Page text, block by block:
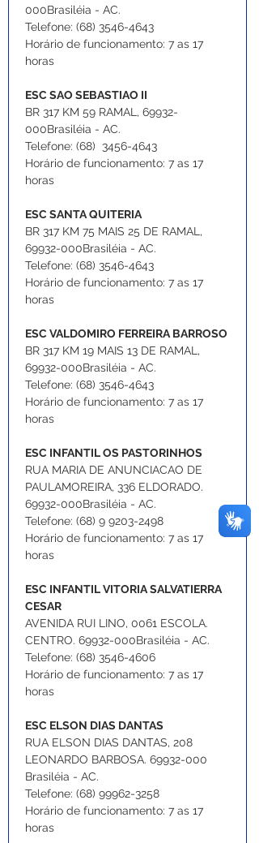
000Brasiléia - AC.
Telefone: (68) 3546-4643
Horário de funcionamento: 7 as 17
horas
ESC SAO SEBASTIAO II
BR 317 KM 59 RAMAL, 69932-
000Brasiléia - AC.
Telefone: (68)  3456-4643
Horário de funcionamento: 7 as 17
horas
ESC SANTA QUITERIA
BR 317 KM 75 MAIS 25 DE RAMAL,
69932-000Brasiléia - AC.
Telefone: (68) 3546-4643
Horário de funcionamento: 7 as 17
horas
ESC VALDOMIRO FERREIRA BARROSO
BR 317 KM 19 MAIS 13 DE RAMAL,
69932-000Brasiléia - AC.
Telefone: (68) 3546-4643
Horário de funcionamento: 7 as 17
horas
ESC INFANTIL OS PASTORINHOS
RUA MARIA DE ANUNCIACAO DE
PAULAMOREIRA, 336 ELDORADO.
69932-000Brasiléia - AC.
Telefone: (68) 9 9203-2498
Horário de funcionamento: 7 as 17
horas
ESC INFANTIL VITORIA SALVATIERRA
CESAR
AVENIDA RUI LINO, 0061 ESCOLA.
CENTRO. 69932-000Brasiléia - AC.
Telefone: (68) 3546-4606
Horário de funcionamento: 7 as 17
horas
ESC ELSON DIAS DANTAS
RUA ELSON DIAS DANTAS, 208
LEONARDO BARBOSA. 69932-000
Brasiléia - AC.
Telefone: (68) 99962-3258
Horário de funcionamento: 7 as 17
horas